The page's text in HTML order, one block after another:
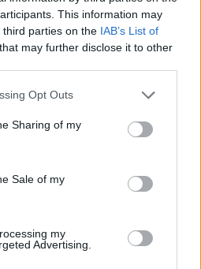
This information may
parties on the IAB’s List of
that may further disclose it to other
Opt Outs
Sharing of my
Sale of my
my
Advertising.